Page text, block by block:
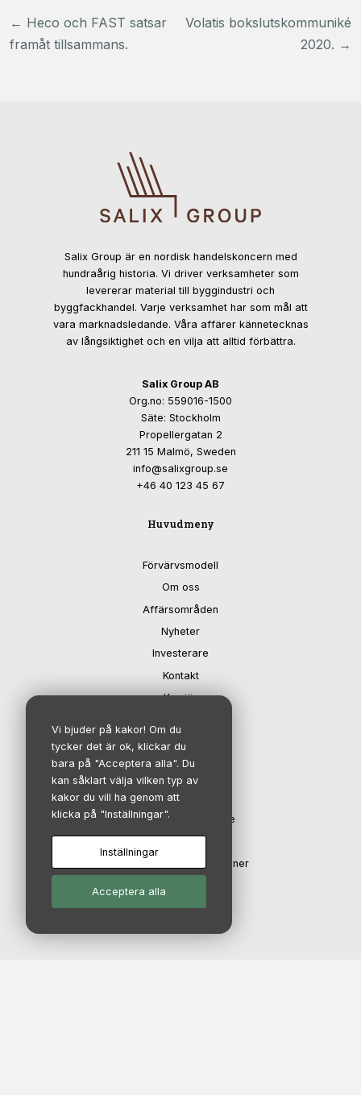
Inläggsnavigering
← Heco och FAST satsar
framåt tillsammans.
Volatis bokslutskommuniké
2020. →
Salix Group är en nordisk handelskoncern med
hundraårig historia. Vi driver verksamheter som
levererar material till byggindustri och
byggfackhandel. Varje verksamhet har som mål att
vara marknadsledande. Våra affärer kännetecknas
av långsiktighet och en vilja att alltid förbättra.
Salix Group AB
Org.no: 559016-1500
Säte: Stockholm
Propellergatan 2
211 15 Malmö, Sweden
info@salixgroup.se
+46 40 123 45 67
Huvudmeny
Förvärvsmodell
Om oss
Affärsområden
Nyheter
Investerare
Kontakt
Karriär
Investerare
Aktien och aktieägare
Finansiell kalender
Rapporter & presentationer
Bolagsstyrning
Vi bjuder på kakor! Om du
tycker det är ok, klickar du
bara på "Acceptera alla". Du
kan såklart välja vilken typ av
kakor du vill ha genom att
klicka på "Inställningar".
Inställningar
Acceptera alla